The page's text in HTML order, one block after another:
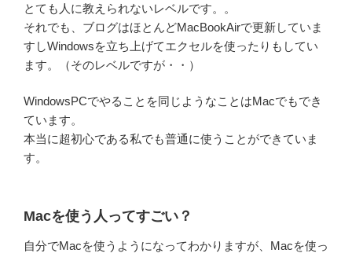
とても人に教えられないレベルです。。
それでも、ブログはほとんどMacBookAirで更新していま
すしWindowsを立ち上げてエクセルを使ったりもしてい
ます。（そのレベルですが・・）
WindowsPCでやることを同じようなことはMacでもでき
ています。
本当に超初心である私でも普通に使うことができていま
す。
Macを使う人ってすごい？
自分でMacを使うようになってわかりますが、Macを使っ